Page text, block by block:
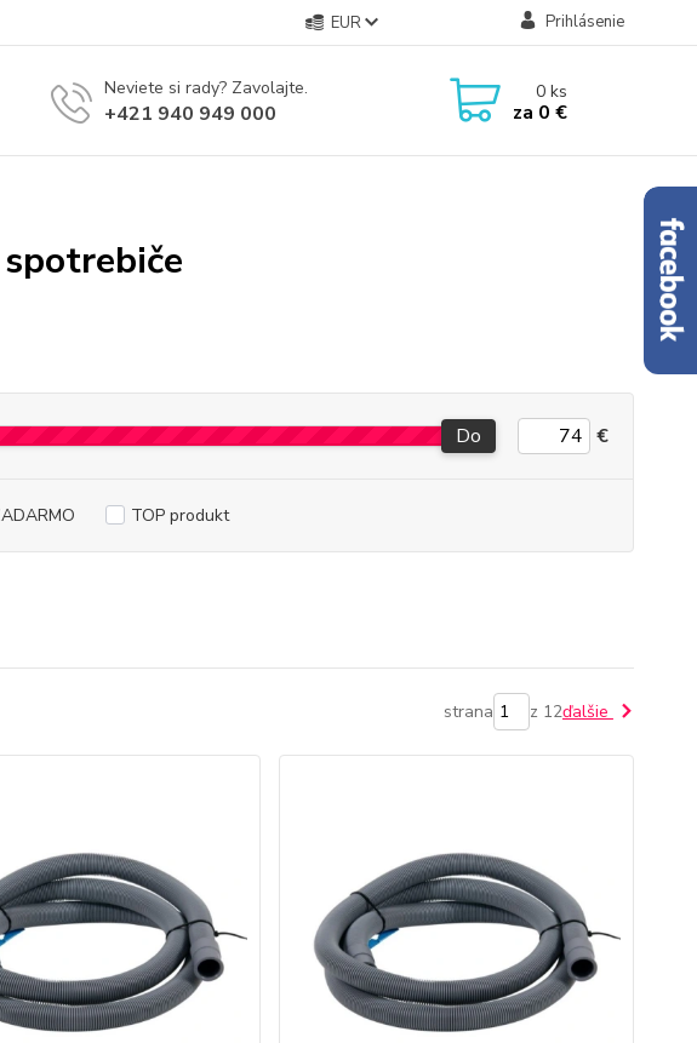
EUR Prihlásenie
Neviete si rady? Zavolajte.
+421 940 949 000
0ks
za 0 €
Do €
TOP produkt
strana z 12ďalšie